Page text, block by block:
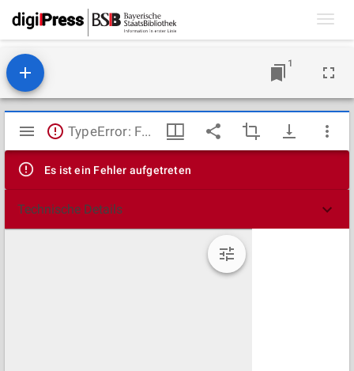
1
Mirador
Viewer
TypeError: Failed to fetch
Es ist ein Fehler aufgetreten
Technische Details